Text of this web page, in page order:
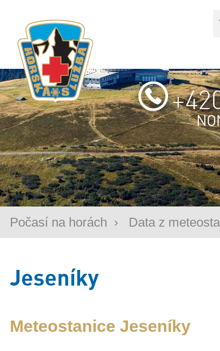
Počasí na horách › Data z
Jeseníky
Meteostanice Jeseníky